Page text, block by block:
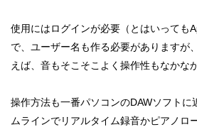
使用にはログインが必要（とはいっても
で、ユーザー名も作る必要がありますが
えば、音もそこそこよく操作性もなかな
操作方法も一番パソコンのDAWソフトに
ムラインでリアルタイム録音かピアノロ